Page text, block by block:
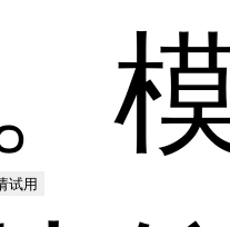
试用